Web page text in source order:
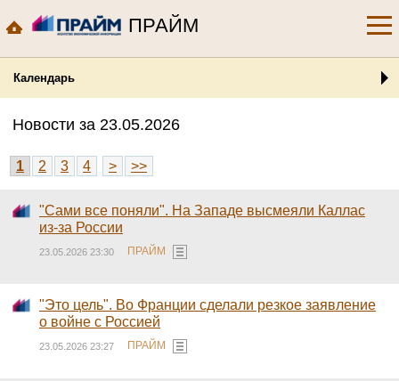
ПРАЙМ
Календарь
Новости за 23.05.2026
1 2 3 4 > >>
"Сами все поняли". На Западе высмеяли Каллас
из-за России
23.05.2026 23:30 ПРАЙМ
"Это цель". Во Франции сделали резкое заявление
о войне с Россией
23.05.2026 23:27 ПРАЙМ